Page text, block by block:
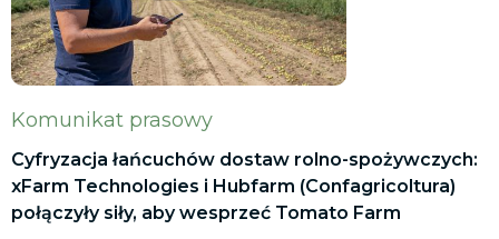
Komunikat prasowy
Cyfryzacja łańcuchów dostaw rolno-spożywczych:
xFarm Technologies i Hubfarm (Confagricoltura)
połączyły siły, aby wesprzeć Tomato Farm